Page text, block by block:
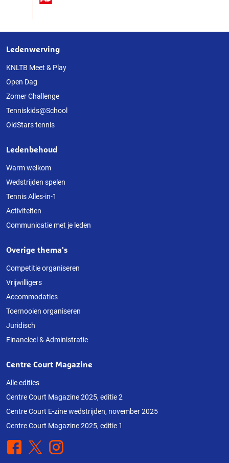
Over
deze
website
Ledenwerving
KNLTB Meet & Play
Open Dag
Zomer Challenge
Tenniskids@School
OldStars tennis
Ledenbehoud
Warm welkom
Wedstrijden spelen
Tennis Alles-in-1
Activiteiten
Communicatie met je leden
Overige thema's
Competitie organiseren
Vrijwilligers
Accommodaties
Toernooien organiseren
Juridisch
Financieel & Administratie
Centre Court Magazine
Alle edities
Centre Court Magazine 2025, editie 2
Centre Court E-zine wedstrijden, november 2025
Centre Court Magazine 2025, editie 1
Facebook
X Instagram